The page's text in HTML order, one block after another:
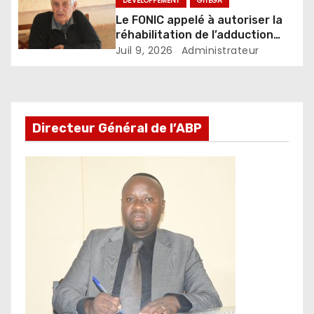
Burundi
Le FONIC appelé à autoriser la
réhabilitation de l’adduction
d’eau Muzenga-Bugenyuzi
Juil 9, 2026 Administrateur
Directeur Général de l’ABP